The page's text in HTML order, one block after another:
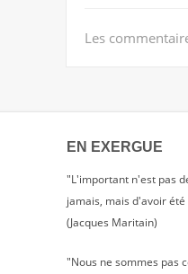
Les
EN EXERGUE
"L'important n'est pas
jamais, mais d'avoir
(Jacques Maritain)
"Nous ne sommes pas